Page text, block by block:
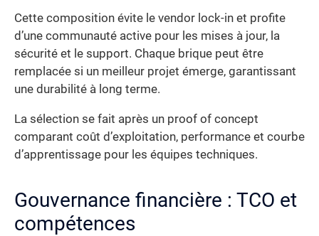
Cette composition évite le vendor lock-in et profite
d’une communauté active pour les mises à jour, la
sécurité et le support. Chaque brique peut être
remplacée si un meilleur projet émerge, garantissant
une durabilité à long terme.
La sélection se fait après un proof of concept
comparant coût d’exploitation, performance et courbe
d’apprentissage pour les équipes techniques.
Gouvernance financière : TCO et
compétences